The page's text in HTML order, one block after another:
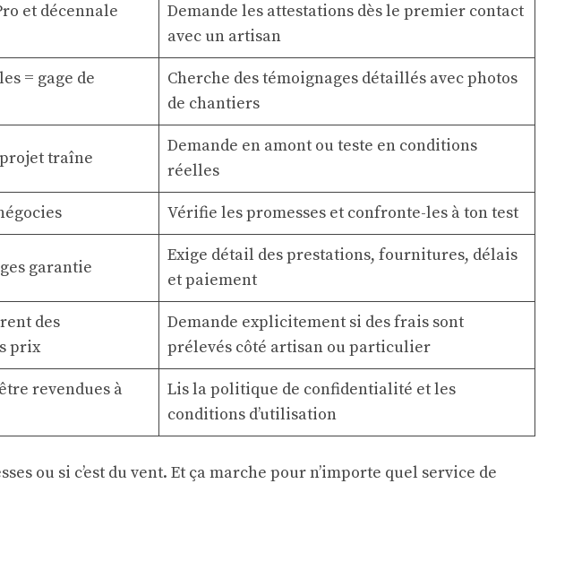
et décennale
Demande les attestations dès le premier contact
avec un artisan
= gage de
Cherche des témoignages détaillés avec photos
de chantiers
traîne
Demande en amont ou teste en conditions
réelles
Vérifie les promesses et confronte-les à ton test
garantie
Exige détail des prestations, fournitures, délais
et paiement
des
prix
Demande explicitement si des frais sont
prélevés côté artisan ou particulier
revendues à
Lis la politique de confidentialité et les
conditions d’utilisation
ou si c’est du vent. Et ça marche pour n’importe quel service de